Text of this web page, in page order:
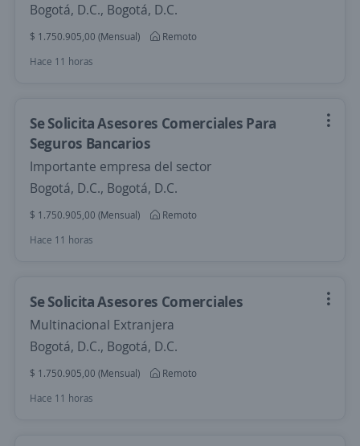
Bogotá, D.C., Bogotá, D.C.
$ 1.750.905,00 (Mensual)
Remoto
Hace 11 horas
Se Solicita Asesores Comerciales Para
Seguros Bancarios
Importante empresa del sector
Bogotá, D.C., Bogotá, D.C.
$ 1.750.905,00 (Mensual)
Remoto
Hace 11 horas
Se Solicita Asesores Comerciales
Multinacional Extranjera
Bogotá, D.C., Bogotá, D.C.
$ 1.750.905,00 (Mensual)
Remoto
Hace 11 horas